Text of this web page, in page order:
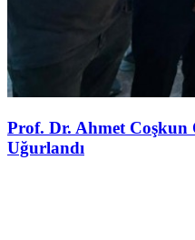
Prof. Dr. Ahmet Coşkun
Uğurlandı